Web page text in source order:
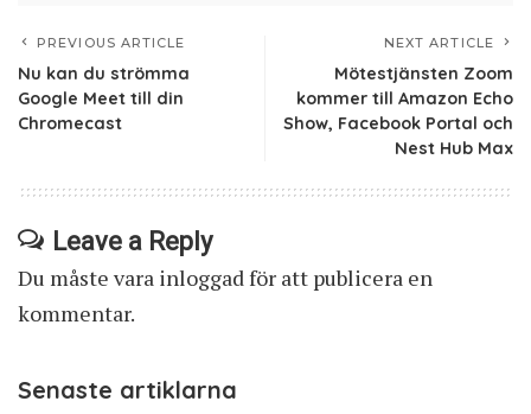
PREVIOUS ARTICLE
Nu kan du strömma
Google Meet till din
Chromecast
NEXT ARTICLE
Mötestjänsten Zoom
kommer till Amazon Echo
Show, Facebook Portal och
Nest Hub Max
Leave a Reply
Du måste vara inloggadför att publicera en
kommentar.
Senaste artiklarna